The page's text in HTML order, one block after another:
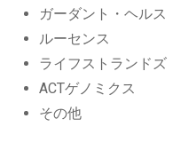
ガーダント・ヘルス
ルーセンス
ライフストランドズ
ACTゲノミクス
その他